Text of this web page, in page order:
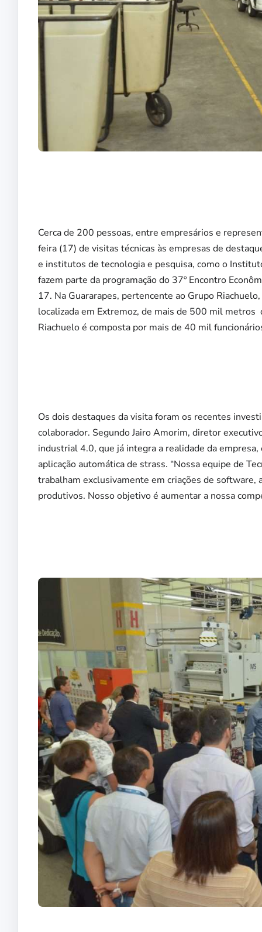
Cerca de 200 pessoas, entre empresários e
feira (17) de visitas técnicas às empresas de
e institutos de tecnologia e pesquisa, como o
fazem parte da programação do 37º Encontro
17. Na Guararapes, pertencente ao Grupo
localizada em Extremoz, de mais de 500 mil
Riachuelo é composta por mais de 40 mil
Os dois destaques da visita foram os recentes
colaborador. Segundo Jairo Amorim, diretor
industrial 4.0, que já integra a realidade da
aplicação automática de strass. “Nossa equipe de
trabalham exclusivamente em criações de
produtivos. Nosso objetivo é aumentar a nossa